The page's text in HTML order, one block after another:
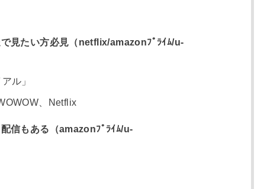
見たい方必見（netflix/amazonﾌﾟﾗｲﾑ/u-
ル」
、Netflix
信もある（amazonﾌﾟﾗｲﾑ/u-